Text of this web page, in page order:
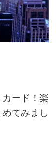
ード！楽
てみまし